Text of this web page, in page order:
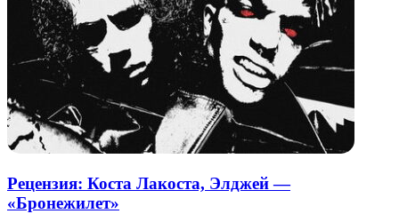
Рецензия: Коста Лакоста, Элджей —
«Бронежилет»